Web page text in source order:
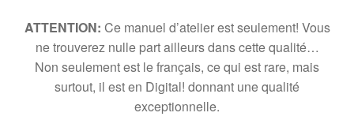
ATTENTION: Ce manuel d’atelier est seulement! Vous
ne trouverez nulle part ailleurs dans cette qualité…
Non seulement est le français, ce qui est rare, mais
surtout, il est en Digital! donnant une qualité
exceptionnelle.